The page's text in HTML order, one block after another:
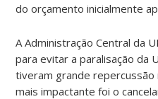
do orçamento inicialmente
A Administração Central da
para evitar a paralisação da
tiveram grande repercussão
mais impactante foi o